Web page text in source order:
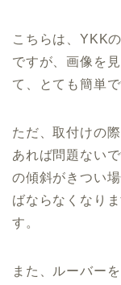
こちらは、YKK
ですが、画像を
て、とても簡単で
ただ、取付けの
あれば問題ない
の傾斜がきつい
ばならなくなり
す。
また、ルーバー